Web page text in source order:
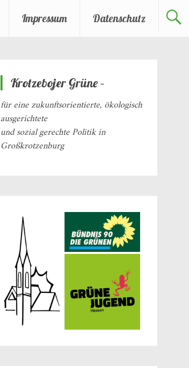
Impressum Datenschutz
Krotzebojer Grüne –
für eine zukunftsorientierte, ökologisch
ausgerichtete
und sozial gerechte Politik in
Großkrotzenburg